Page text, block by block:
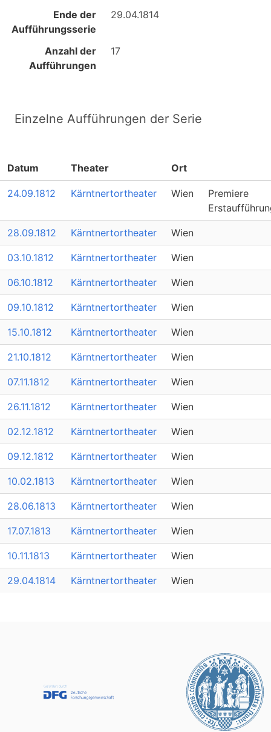
Ende der
Aufführungsserie
29.04.1814
Anzahl der
Aufführungen
17
Einzelne Aufführungen der Serie
Datum Theater Ort
24.09.1812 Kärntnertortheater Wien
Premiere
28.09.1812 Kärntnertortheater Wien
03.10.1812 Kärntnertortheater Wien
06.10.1812 Kärntnertortheater Wien
09.10.1812 Kärntnertortheater Wien
15.10.1812 Kärntnertortheater Wien
21.10.1812 Kärntnertortheater Wien
07.11.1812 Kärntnertortheater Wien
26.11.1812 Kärntnertortheater Wien
02.12.1812 Kärntnertortheater Wien
09.12.1812 Kärntnertortheater Wien
10.02.1813 Kärntnertortheater Wien
28.06.1813 Kärntnertortheater Wien
17.07.1813 Kärntnertortheater Wien
10.11.1813 Kärntnertortheater Wien
29.04.1814 Kärntnertortheater Wien